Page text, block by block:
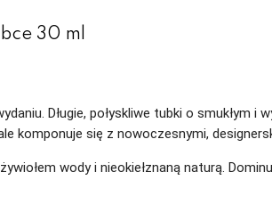
30 ml
Długie, połyskliwe tubki o smukłym i
komponuje się z nowoczesnymi,
wody i nieokiełznaną naturą.